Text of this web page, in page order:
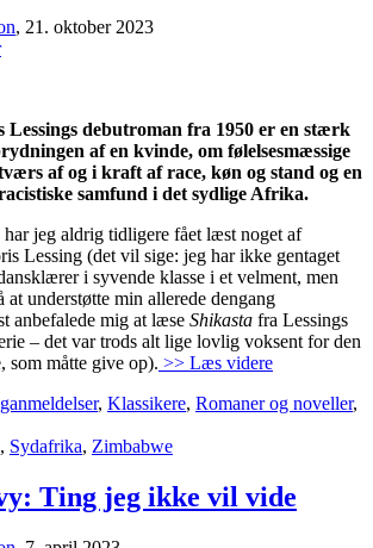
, 21. oktober 2023
Lessings debutroman fra 1950 er en stærk
af en kvinde, om følelsesmæssige
af og i kraft af race, køn og stand og en
samfund i det sydlige Afrika.
har jeg aldrig tidligere fået læst noget af
Lessing (det vil sige: jeg har ikke gentaget
i syvende klasse i et velment, men
at understøtte min allerede dengang
anbefalede mig at læse Shikasta fra Lessings
– det var trods alt lige lovlig voksent for den
som måtte give op). >> Læs videre
, Klassikere, Romaner og noveller,
, Sydafrika, Zimbabwe
Ting jeg ikke vil vide